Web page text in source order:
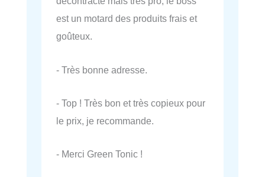
est un motard des produits frais et
goûteux.
- Très bonne adresse.
- Top ! Très bon et très copieux pour
le prix, je recommande.
- Merci Green Tonic !